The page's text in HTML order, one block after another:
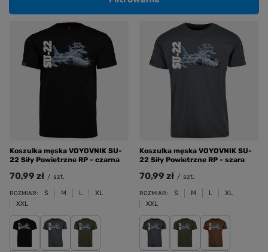
Koszulka męska VOYOVNIK SU-
22 Siły Powietrzne RP - czarna
70,99 zł / szt.
ROZMIAR: S M L
XL
XXL
Koszulka męska VOYOVNIK SU-
22 Siły Powietrzne RP - szara
70,99 zł / szt.
ROZMIAR: S M L
XL
XXL